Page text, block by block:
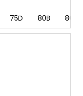
85D 85E
75D 80B 80C